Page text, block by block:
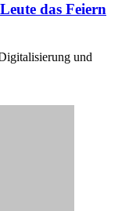
das Feiern
und